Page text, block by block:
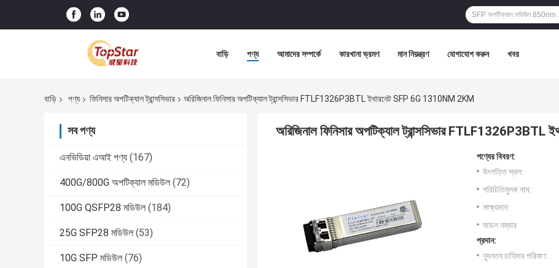
বাড়ি পণ্য আমাদের সম্পর্কে কারখানা ভ্রমণ মান নিয়ন্ত্রণ যোগাযোগ করুন খবর
বাড়ি পণ্য ফিনিসার অপটিক্যাল ট্রান্সসিভার অরিজিনাল ফিনিসার অপটিক্যাল ট্রান্সসিভার FTLF1326P3BTL ইথারনেট SFP 6G 1310NM 2KM
সব পণ্য
এনভিডিয়া এআই পণ্য (167)
400G/800G অপটিক্যাল মডিউল (72)
100G QSFP28 মডিউল (184)
25G SFP28 মডিউল (53)
10G SFP মডিউল (76)
অরিজিনাল ফিনিসার অপটিক্যাল ট্রান্সসিভার
পণ্যের বিবরণ:
উৎপত্তি স্থল:
পরিচিতিমুলক নাম:
সাক্ষ্যদান:
মডেল নম্বার:
প্রদান:
ন্যূনতম চাহিদার পরিমাণ: